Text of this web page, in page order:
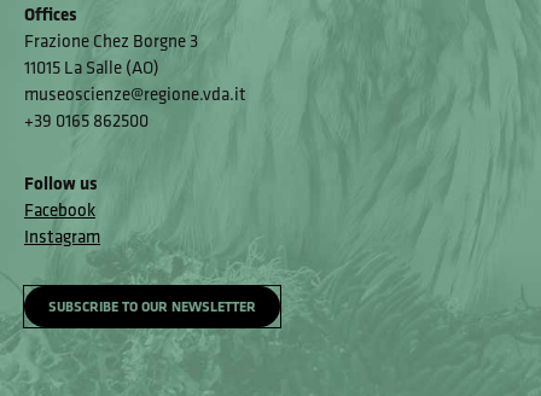
Offices
Frazione Chez Borgne 3
11015 La Salle (AO)
museoscienze@regione.vda.it
+39 0165 862500
Follow us
Facebook
Instagram
SUBSCRIBE TO OUR NEWSLETTER